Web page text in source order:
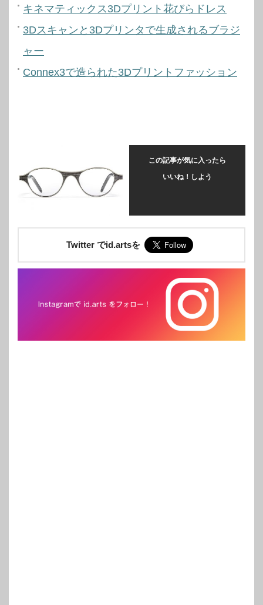
キネマティックス3Dプリント花びらドレス
3Dスキャンと3Dプリンタで生成されるブラジ
ャー
Connex3で造られた3Dプリントファッション
この記事が気に入ったら
いいね！しよう
Twitter でid.artsを